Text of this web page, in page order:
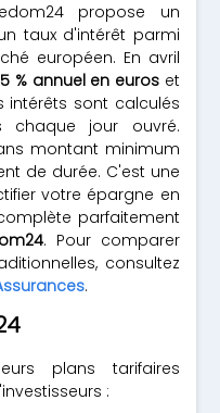
propose un
taux d'intérêt parmi
européen. En avril
% annuel en euroset
intérêts sont calculés
chaque jour ouvré.
montant minimum
de durée. C'est une
votre épargne en
parfaitement
. Pour comparer
consultez
.
plans tarifaires
: